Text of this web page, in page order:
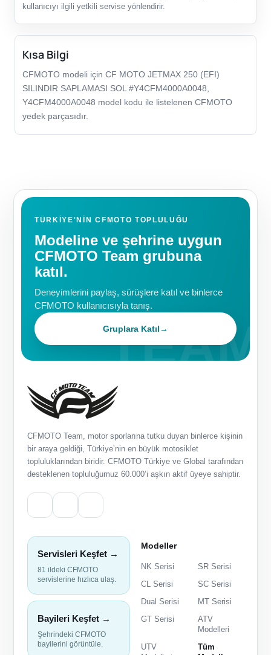
kullanıcıyı ilgili yetkili servise yönlendirir.
Kısa Bilgi
CFMOTO modeli için CF MOTO JETMAX 250 (EFI)
SILINDIR SAPLAMASI SOL #Y4CFM4000A0048,
Y4CFM4000A0048 model kodu ile listelenen CFMOTO
yedek parçasıdır.
TÜRKIYE'NIN CFMOTO TOPLULUĞU
Modeline ve şehrine uygun
CFMOTO Team grubuna
katıl.
Deneyimlerini paylaş, sürüşlere katıl ve binlerce
CFMOTO kullanıcısıyla tanış.
Gruplara Katıl→
CFMOTO Team, motor sporlarına tutku duyan binlerce kişinin
bir araya geldiği, Türkiye’nin en büyük motosiklet
topluluklarından biridir. CFMOTO Türkiye ve Global tarafından
desteklenen topluluğumuz 60.000’i aşkın aktif üyeye sahiptir.
Servisleri Keşfet →
81 ildeki CFMOTO
servislerine hızlıca ulaş.
Bayileri Keşfet →
Şehrindeki CFMOTO
bayilerini görüntüle.
Modeller
NK Serisi
SR Serisi
CL Serisi
SC Serisi
Dual Serisi
MT Serisi
GT Serisi
ATV
Modelleri
UTV
Tüm